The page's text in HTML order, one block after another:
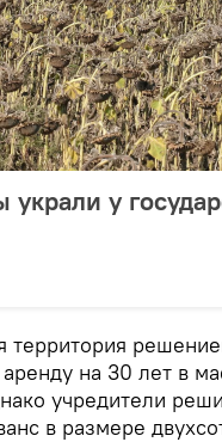
у
территория
на 30 лет в
учредители
в размере